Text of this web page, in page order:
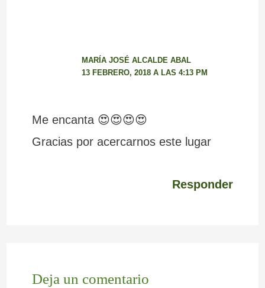
MARÍA JOSÉ ALCALDE ABAL
13 FEBRERO, 2018 A LAS 4:13 PM
Me encanta 😍😍😍😍
Gracias por acercarnos este lugar
Responder
Deja un comentario